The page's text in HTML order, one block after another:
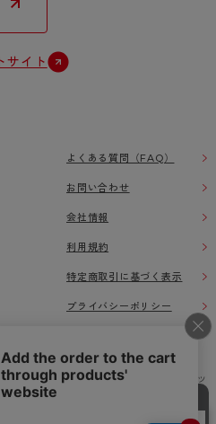
サイト
よくある質問（FAQ）
お問い合わせ
会社情報
利用規約
特定商取引に基づく表示
プライバシーポリシー
ラストなどの著作物の全部または一部をアツ
断で使用、複製することを禁じます。